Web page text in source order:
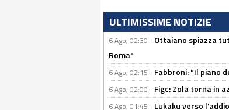
ULTIMISSIME NOTIZIE
6 Ago, 02:30 - Ottaiano spiazza
Roma"
6 Ago, 02:15 - Fabbroni: "Il piano
6 Ago, 02:00 - Figc: Zola torna in
6 Ago, 01:45 - Lukaku verso